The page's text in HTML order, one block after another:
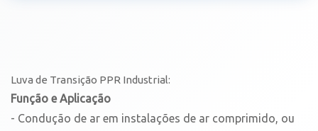
Luva de Transição PPR Industrial:
Função e Aplicação
- Condução de ar em instalações de ar comprimido, ou